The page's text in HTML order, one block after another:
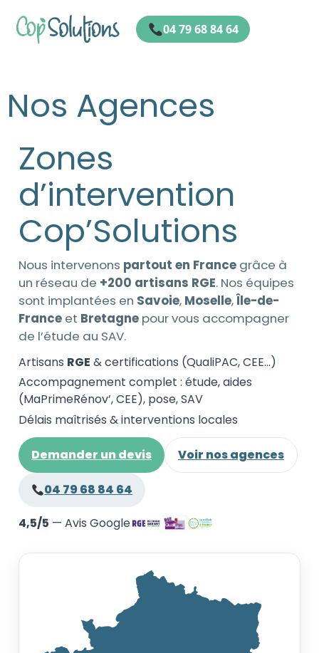
04 79 68 84 64
Nos Agences
Zones
d’intervention
Cop’Solutions
Nous intervenons partout en France grâce à
un réseau de +200 artisans RGE. Nos équipes
sont implantées en Savoie, Moselle,Île-de-
France et Bretagne pour vous accompagner
de l’étude au SAV.
Artisans RGE & certifications (QualiPAC, CEE…)
Accompagnement complet : étude, aides
(MaPrimeRénov’, CEE), pose, SAV
Délais maîtrisés & interventions locales
Demander un devis Voir nos agences
04 79 68 84 64
4,5/5 — Avis Google